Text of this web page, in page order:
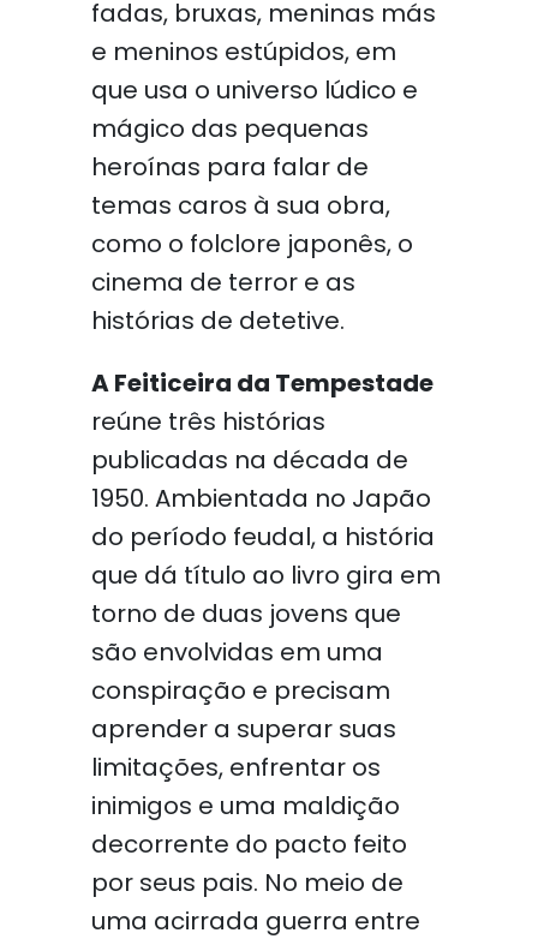
fadas, bruxas, meninas más
e meninos estúpidos, em
que usa o universo lúdico e
mágico das pequenas
heroínas para falar de
temas caros à sua obra,
como o folclore japonês, o
cinema de terror e as
histórias de detetive.
A Feiticeira da Tempestade
reúne três histórias
publicadas na década de
1950. Ambientada no Japão
do período feudal, a história
que dá título ao livro gira em
torno de duas jovens que
são envolvidas em uma
conspiração e precisam
aprender a superar suas
limitações, enfrentar os
inimigos e uma maldição
decorrente do pacto feito
por seus pais. No meio de
uma acirrada guerra entre